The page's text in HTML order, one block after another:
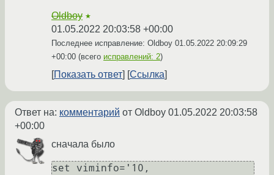
Oldboy ★
01.05.2022 20:03:58 +00:00
Последнее исправление: Oldboy 01.05.2022 20:09:29
+00:00 (всего исправлений: 2)
Показать ответ Ссылка
Ответ на: комментарий от Oldboy 01.05.2022 20:03:58
+00:00
сначала было
set viminfo='10,